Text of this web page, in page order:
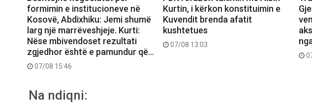
formimin e institucioneve në
Kosovë, Abdixhiku: Jemi shumë
larg një marrëveshjeje. Kurti:
Nëse mbivendoset rezultati
zgjedhor është e pamundur që…
07/08 15:46
Kurtin, i kërkon konstituimin e
Kuvendit brenda afatit
kushtetues
07/08 13:03
Na ndiqni: